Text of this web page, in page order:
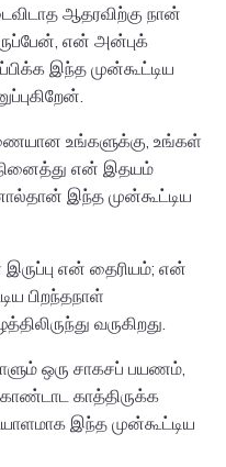
ஆதரவிற்கு நான்
என் அன்புக்
இந்த முன்கூட்டிய
உங்களுக்கு, உங்கள்
என் இதயம்
இந்த முன்கூட்டிய
என் தைரியம்; என்
பிறந்தநாள்
வருகிறது.
ஒரு சாகசப் பயணம்,
காத்திருக்க
இந்த முன்கூட்டிய